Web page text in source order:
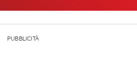
PUBBLICITÀ